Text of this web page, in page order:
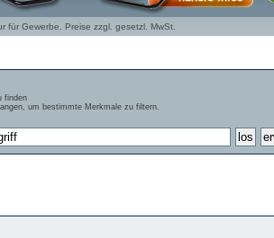
für Gewerbe. Preise zzgl. gesetzl. MwSt.
finden
um bestimmte Merkmale zu filtern.